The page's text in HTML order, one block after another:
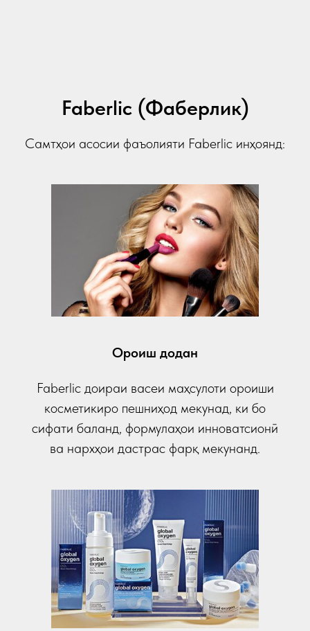
Faberlic (Фаберлик)
Самтҳои асосии фаъолияти Faberlic инҳоянд:
Ороиш додан
Faberlic доираи васеи маҳсулоти ороиши
косметикиро пешниҳод мекунад, ки бо
сифати баланд, формулаҳои инноватсионӣ
ва нархҳои дастрас фарқ мекунанд.